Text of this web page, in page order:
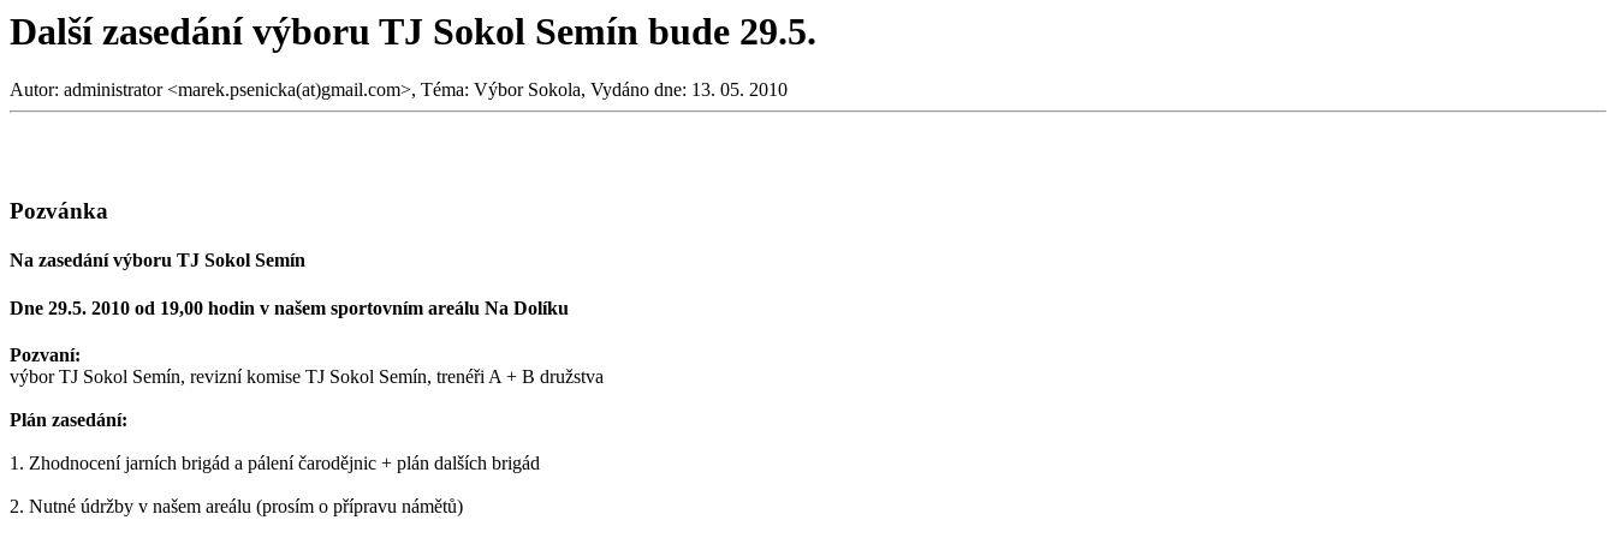
Další zasedání výboru TJ Sokol Semín bude 29.5.
Autor: administrator <marek.psenicka(at)gmail.com>, Téma: Výbor Sokola, Vydáno dne: 13. 05. 2010
Pozvánka
Na zasedání výboru TJ Sokol Semín
Dne 29.5. 2010 od 19,00 hodin v našem sportovním areálu Na Dolíku
Pozvaní:
výbor TJ Sokol Semín, revizní komise TJ Sokol Semín, trenéři A + B družstva
Plán zasedání:
1. Zhodnocení jarních brigád a pálení čarodějnic + plán dalších brigád
2. Nutné údržby v našem areálu (prosím o přípravu námětů)